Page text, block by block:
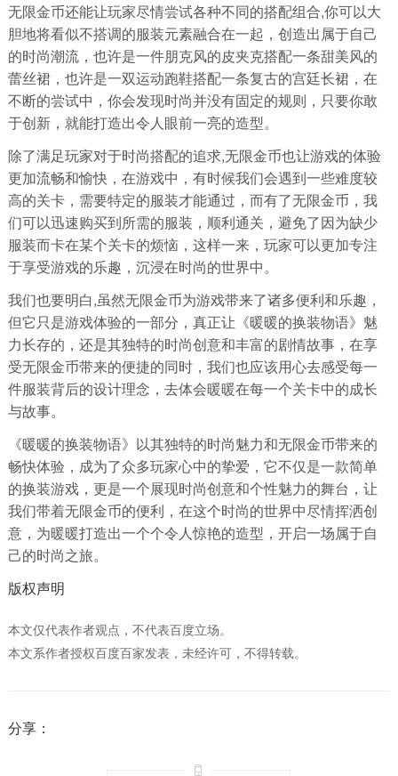
无限金币还能让玩家尽情尝试各种不同的搭配组合,你可以大
胆地将看似不搭调的服装元素融合在一起，创造出属于自己
的时尚潮流，也许是一件朋克风的皮夹克搭配一条甜美风的
蕾丝裙，也许是一双运动跑鞋搭配一条复古的宫廷长裙，在
不断的尝试中，你会发现时尚并没有固定的规则，只要你敢
于创新，就能打造出令人眼前一亮的造型。
除了满足玩家对于时尚搭配的追求,无限金币也让游戏的体验
更加流畅和愉快，在游戏中，有时候我们会遇到一些难度较
高的关卡，需要特定的服装才能通过，而有了无限金币，我
们可以迅速购买到所需的服装，顺利通关，避免了因为缺少
服装而卡在某个关卡的烦恼，这样一来，玩家可以更加专注
于享受游戏的乐趣，沉浸在时尚的世界中。
我们也要明白,虽然无限金币为游戏带来了诸多便利和乐趣，
但它只是游戏体验的一部分，真正让《暖暖的换装物语》魅
力长存的，还是其独特的时尚创意和丰富的剧情故事，在享
受无限金币带来的便捷的同时，我们也应该用心去感受每一
件服装背后的设计理念，去体会暖暖在每一个关卡中的成长
与故事。
《暖暖的换装物语》以其独特的时尚魅力和无限金币带来的
畅快体验，成为了众多玩家心中的挚爱，它不仅是一款简单
的换装游戏，更是一个展现时尚创意和个性魅力的舞台，让
我们带着无限金币的便利，在这个时尚的世界中尽情挥洒创
意，为暖暖打造出一个个令人惊艳的造型，开启一场属于自
己的时尚之旅。
版权声明
本文仅代表作者观点，不代表百度立场。
本文系作者授权百度百家发表，未经许可，不得转载。
分享：